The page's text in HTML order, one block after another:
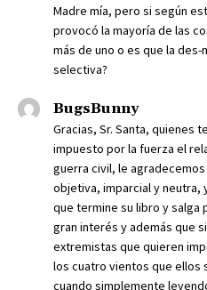
Madre mía, pero si según
provocó la mayoría de las
más de uno o es que la
selectiva?
BugsBunny
Gracias, Sr. Santa, quienes
impuesto por la fuerza el
guerra civil, le
objetiva, imparcial y neutra,
que termine su libro y salga
gran interés y además que
extremistas que quieren
los cuatro vientos que ellos
cuando simplemente